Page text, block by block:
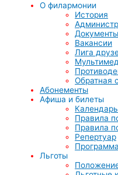
О филармонии
История
Документы
Вакансии
Лига
Обратная
Абонементы
Афиша и билеты
Правила
Правила
Репертуар
Льготы